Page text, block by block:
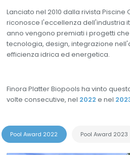
Lanciato nel 2010 dalla rivista Piscine
riconosce l'eccellenza dell'industria
anno vengono premiati i progetti
tecnologia, design, integrazione
efficienza idrica ed energetica.
Finora Platter Biopools ha vinto
volte consecutive, nel 2022 e nel
Pool Award 2022 Pool Award 2023